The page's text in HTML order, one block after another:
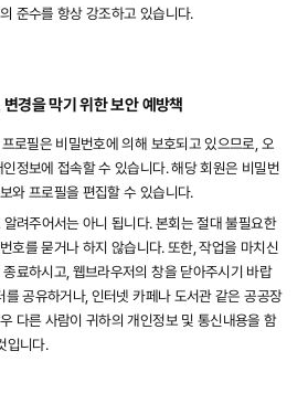
준수를 항상 강조하고 있습니다.
경을 막기 위한 보안 예방책
로필은 비밀번호에 의해 보호되고 있으므로, 오
정보에 접속할 수 있습니다. 해당 회원은 비밀번
와 프로필을 편집할 수 있습니다.
려주어서는 아니 됩니다. 본회는 절대 불필요한
호를 묻거나 하지 않습니다. 또한, 작업을 마치신
료하시고, 웹브라우저의 창을 닫아주시기 바랍
공유하거나, 인터넷 카페나 도서관 같은 공공장
다른 사람이 귀하의 개인정보 및 통신내용을 함
입니다.